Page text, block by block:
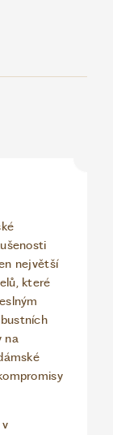
největší
které
na